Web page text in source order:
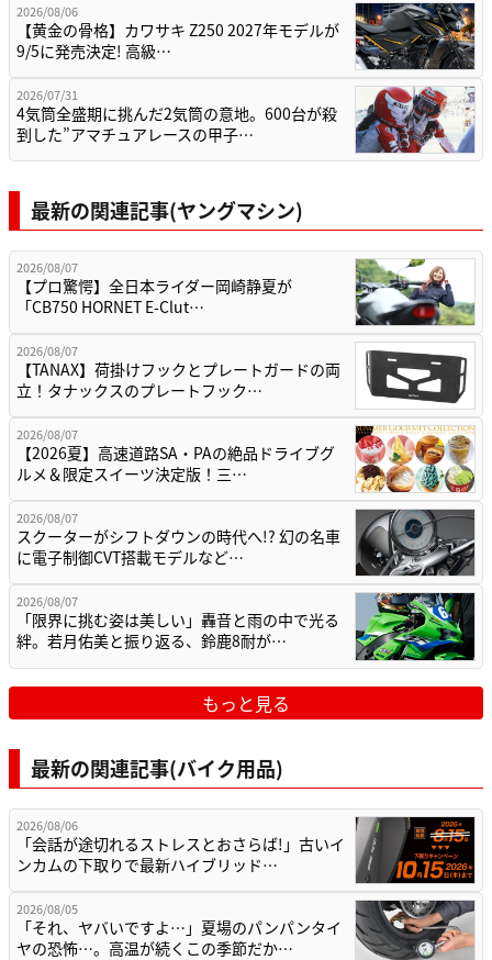
2026/08/06
【黄金の骨格】カワサキ Z250 2027年モデルが
9/5に発売決定! 高級…
2026/07/31
4気筒全盛期に挑んだ2気筒の意地。600台が殺
到した”アマチュアレースの甲子…
最新の関連記事(ヤングマシン)
2026/08/07
【プロ驚愕】全日本ライダー岡崎静夏が
「CB750 HORNET E-Clut…
2026/08/07
【TANAX】荷掛けフックとプレートガードの両
立！タナックスのプレートフック…
2026/08/07
【2026夏】高速道路SA・PAの絶品ドライブグ
ルメ＆限定スイーツ決定版！三…
2026/08/07
スクーターがシフトダウンの時代へ!? 幻の名車
に電子制御CVT搭載モデルなど…
2026/08/07
「限界に挑む姿は美しい」轟音と雨の中で光る
絆。若月佑美と振り返る、鈴鹿8耐が…
もっと見る
最新の関連記事(バイク用品)
2026/08/06
「会話が途切れるストレスとおさらば!」古いイ
ンカムの下取りで最新ハイブリッド…
2026/08/05
「それ、ヤバいですよ…」夏場のパンパンタイ
ヤの恐怖…。高温が続くこの季節だか…